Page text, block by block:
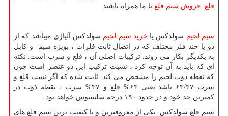
قلع فروش سیم قلع با ما همراه باشید
سیم لحیم سولدکس یا خرید سیم لحیم سولدکس آلیاژی میباشد که از
دو یا چند فلز مختلف که در اتصال ثابت فلزات ، بویژه سیم و کابل
به یکدیگر بکار می روند. ترکیبات اصلی آن ، قلع و سرب است. نکته
ای که باید به آن توجه کرد ، نسبت ترکیب این دو عنصر است چون
که نقطه ذوب لحیم را مشخص می کند. ثابت شده که اگر نسب قلع و
سرب ۶۳/۳۷ باشد یعنی ۶۳% قلع و ۳۷% سرب ، نقطه ذوب در
کمترین حد خود و در حدود ۱۹۰ درجه سلسیوس خواهد بود.
سیم قلع سولدکس یکی از معروفترین و با کیفیت ترین سیم قلع های